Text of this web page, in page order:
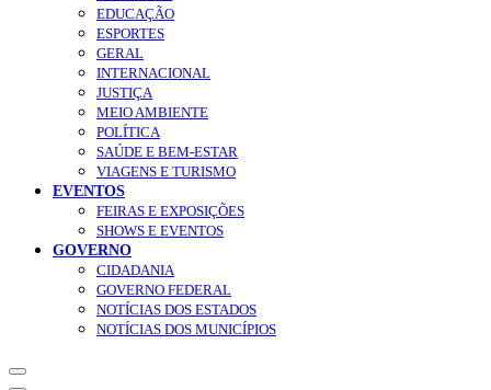
EDUCAÇÃO
ESPORTES
GERAL
INTERNACIONAL
JUSTIÇA
MEIO AMBIENTE
POLÍTICA
SAÚDE E BEM-ESTAR
VIAGENS E TURISMO
EVENTOS
FEIRAS E EXPOSIÇÕES
SHOWS E EVENTOS
GOVERNO
CIDADANIA
GOVERNO FEDERAL
NOTÍCIAS DOS ESTADOS
NOTÍCIAS DOS MUNICÍPIOS